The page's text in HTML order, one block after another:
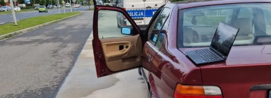
IMPREZY
ROZRYWKA
W KINACH